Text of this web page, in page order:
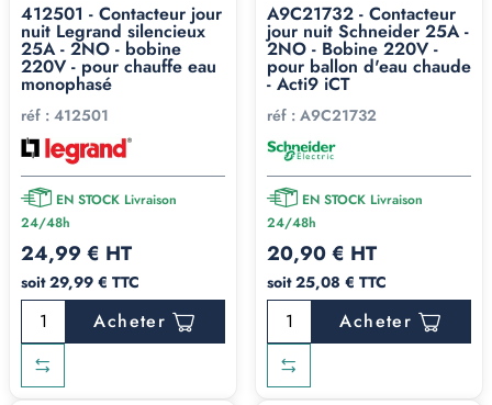
412501 - Contacteur jour
nuit Legrand silencieux
25A - 2NO - bobine
220V - pour chauffe eau
monophasé
réf : 412501
EN STOCK Livraison
24/48h
24,99 € HT
soit 29,99 € TTC
Acheter
A9C21732 - Contacteur
jour nuit Schneider 25A -
2NO - Bobine 220V -
pour ballon d'eau chaude
- Acti9 iCT
réf : A9C21732
EN STOCK Livraison
24/48h
20,90 € HT
soit 25,08 € TTC
Acheter